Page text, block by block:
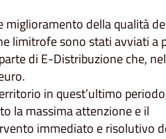
della qualità
limitrofe sono stati avviati a
di E-Distribuzione che,
in quest’ultimo
la massima attenzione e il
immediato e risolutivo